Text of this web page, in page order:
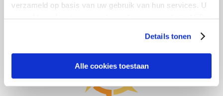
verzameld op basis van uw gebruik van hun services. U
Details tonen
Alle cookies toestaan